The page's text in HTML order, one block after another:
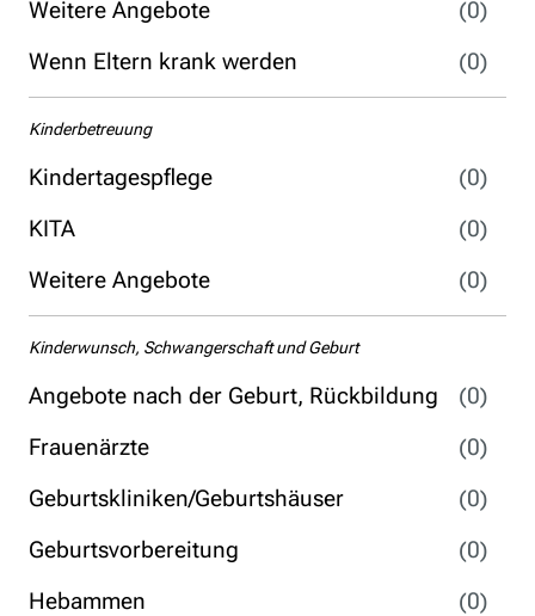
Weitere Angebote
(0)
Wenn Eltern krank werden
(0)
Kinderbetreuung
Kindertagespflege
(0)
KITA
(0)
Weitere Angebote
(0)
Kinderwunsch, Schwangerschaft und Geburt
Angebote nach der Geburt, Rückbildung
(0)
Frauenärzte
(0)
Geburtskliniken/Geburtshäuser
(0)
Geburtsvorbereitung
(0)
Hebammen
(0)